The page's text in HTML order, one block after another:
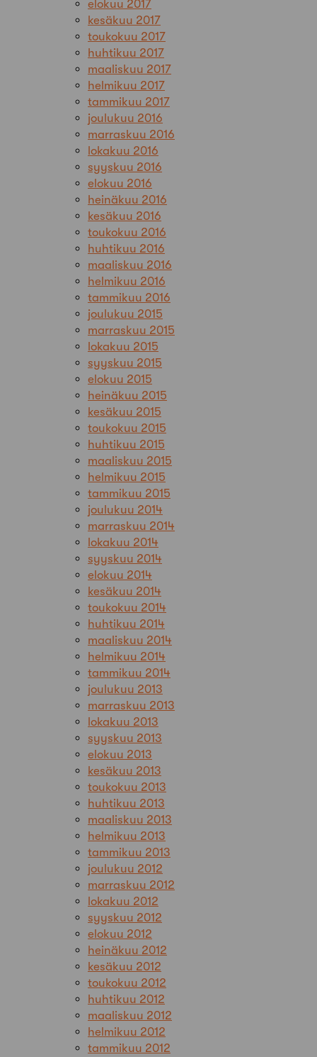
elokuu 2017
kesäkuu 2017
toukokuu 2017
huhtikuu 2017
maaliskuu 2017
helmikuu 2017
tammikuu 2017
joulukuu 2016
marraskuu 2016
lokakuu 2016
syyskuu 2016
elokuu 2016
heinäkuu 2016
kesäkuu 2016
toukokuu 2016
huhtikuu 2016
maaliskuu 2016
helmikuu 2016
tammikuu 2016
joulukuu 2015
marraskuu 2015
lokakuu 2015
syyskuu 2015
elokuu 2015
heinäkuu 2015
kesäkuu 2015
toukokuu 2015
huhtikuu 2015
maaliskuu 2015
helmikuu 2015
tammikuu 2015
joulukuu 2014
marraskuu 2014
lokakuu 2014
syyskuu 2014
elokuu 2014
kesäkuu 2014
toukokuu 2014
huhtikuu 2014
maaliskuu 2014
helmikuu 2014
tammikuu 2014
joulukuu 2013
marraskuu 2013
lokakuu 2013
syyskuu 2013
elokuu 2013
kesäkuu 2013
toukokuu 2013
huhtikuu 2013
maaliskuu 2013
helmikuu 2013
tammikuu 2013
joulukuu 2012
marraskuu 2012
lokakuu 2012
syyskuu 2012
elokuu 2012
heinäkuu 2012
kesäkuu 2012
toukokuu 2012
huhtikuu 2012
maaliskuu 2012
helmikuu 2012
tammikuu 2012